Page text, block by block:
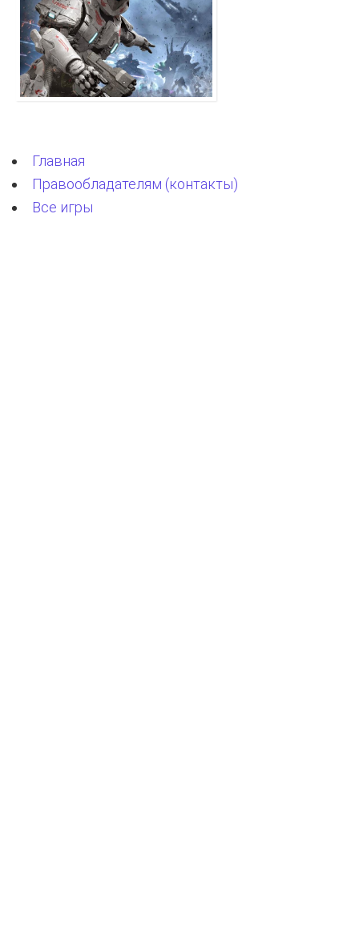
Главная
Правообладателям (контакты)
Все игры